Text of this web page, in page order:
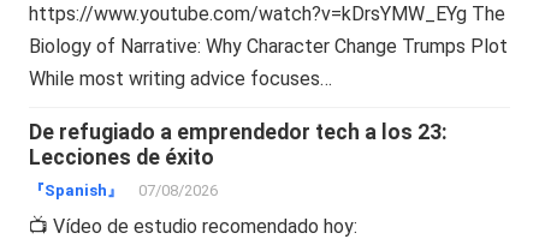
https://www.youtube.com/watch?v=kDrsYMW_EYg The
Biology of Narrative: Why Character Change Trumps Plot
While most writing advice focuses…
De refugiado a emprendedor tech a los 23:
Lecciones de éxito
『Spanish』 07/08/2026
📺 Vídeo de estudio recomendado hoy: